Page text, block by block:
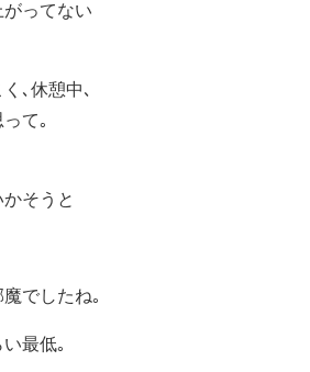
ってない
､休憩中､
て｡
そうと
でしたね｡
最低｡